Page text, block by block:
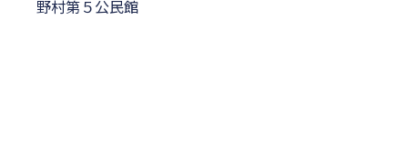
野村第５公民館